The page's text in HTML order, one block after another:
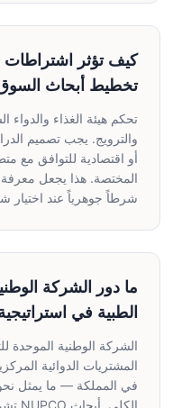
كيف تؤثر اشتراطات
تخطيط أبحاث السوق
تحكم هيئة الغذاء والدواء
والترويج. يجب تصميم
أو اقتصادية للتوافق مع
المختصة. هذا يجعل معرفة
شرطاً جوهرياً عند اختيار
ما دور الشركة
الطبية في
الشركة الوطنية الموحدة